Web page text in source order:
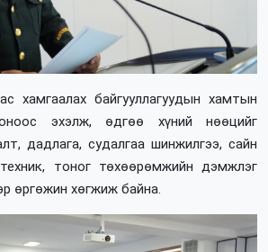
хамгаалах байгууллагуудын хамтын
эхэлж, өдгөө хүний нөөцийг
дадлага, судалгаа шинжилгээ, сайн
тоног төхөөрөмжийн дэмжлэг
өргөжин хөгжиж байна.